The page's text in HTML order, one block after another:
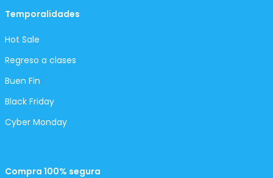
Temporalidades
Hot Sale
Regreso a clases
Buen Fin
Black Friday
Cyber Monday
Compra 100% segura